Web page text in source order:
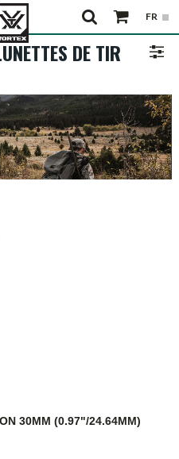
DE TIR
30MM (0.97"/24.64MM)